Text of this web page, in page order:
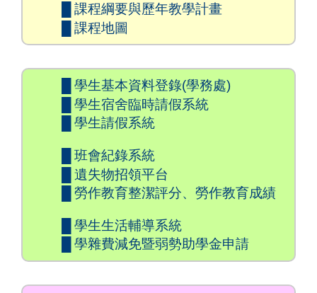
█ 課程綱要與歷年教學計畫
█ 課程地圖
█ 學生基本資料登錄(學務處)
█ 學生宿舍臨時請假系統
█ 學生請假系統
█ 班會紀錄系統
█ 遺失物招領平台
█ 勞作教育整潔評分、勞作教育成績
█ 學生生活輔導系統
█ 學雜費減免暨弱勢助學金申請